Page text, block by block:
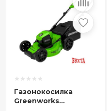
Газонокосилка
Greenworks